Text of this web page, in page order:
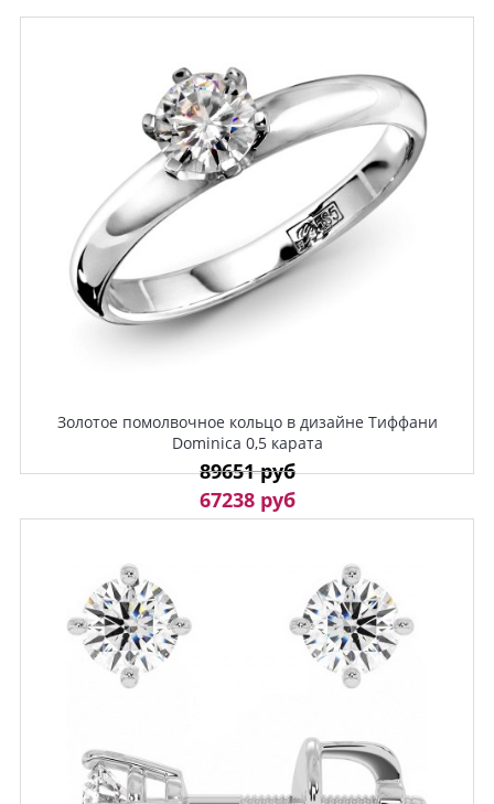
Золотое помолвочное кольцо в дизайне Тиффани
Dominica 0,5 карата
89651 руб
67238 руб